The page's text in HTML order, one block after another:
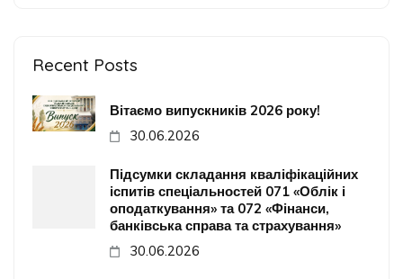
Recent Posts
Вітаємо випускників 2026 року!
30.06.2026
Підсумки складання кваліфікаційних
іспитів спеціальностей 071 «Облік і
оподаткування» та 072 «Фінанси,
банківська справа та страхування»
30.06.2026